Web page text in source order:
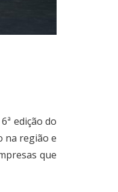
edição do
na região e
que